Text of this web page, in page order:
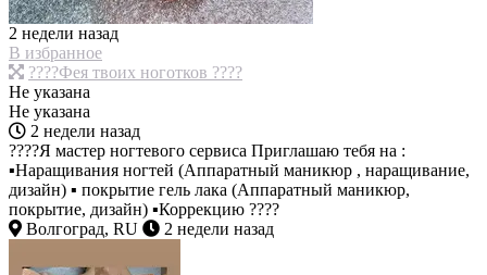
2 недели назад
В избранное
????Фея твоих ноготков ????
Не указана
Не указана
2 недели назад
????Я мастер ногтевого сервиса Приглашаю тебя на :
▪Наращивания ногтей (Аппаратный маникюр , наращивание,
дизайн) ▪ покрытие гель лака (Аппаратный маникюр,
покрытие, дизайн) ▪Коррекцию ????
Волгоград, RU
2 недели назад